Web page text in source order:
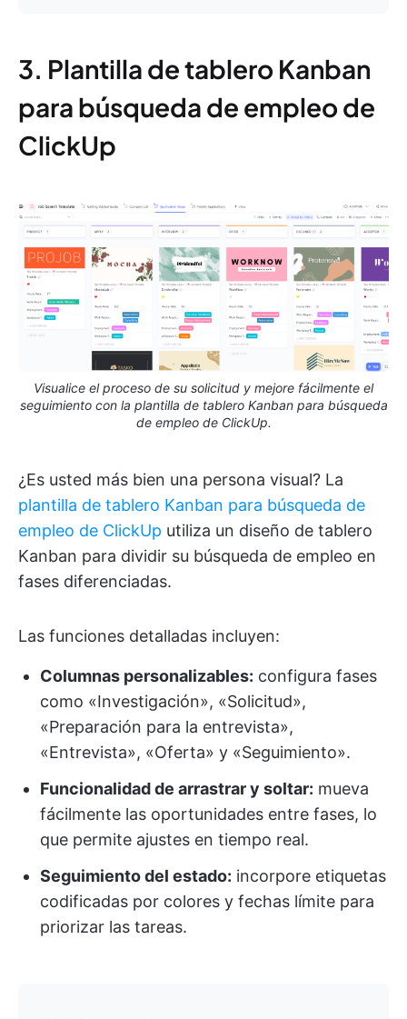
3. Plantilla de tablero Kanban
para búsqueda de empleo de
ClickUp
Visualice el proceso de su solicitud y mejore fácilmente el
seguimiento con la plantilla de tablero Kanban para búsqueda
de empleo de ClickUp.
¿Es usted más bien una persona visual? La
plantilla de tablero Kanban para búsqueda de
empleo de ClickUp utiliza un diseño de tablero
Kanban para dividir su búsqueda de empleo en
fases diferenciadas.
Las funciones detalladas incluyen:
Columnas personalizables: configura fases
como «Investigación», «Solicitud»,
«Preparación para la entrevista»,
«Entrevista», «Oferta» y «Seguimiento».
Funcionalidad de arrastrar y soltar: mueva
fácilmente las oportunidades entre fases, lo
que permite ajustes en tiempo real.
Seguimiento del estado: incorpore etiquetas
codificadas por colores y fechas límite para
priorizar las tareas.